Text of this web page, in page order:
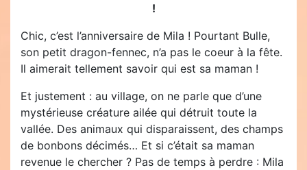
!
Chic, c’est l’anniversaire de Mila ! Pourtant Bulle,
son petit dragon-fennec, n’a pas le coeur à la fête.
Il aimerait tellement savoir qui est sa maman !
Et justement : au village, on ne parle que d’une
mystérieuse créature ailée qui détruit toute la
vallée. Des animaux qui disparaissent, des champs
de bonbons décimés… Et si c’était sa maman
revenue le chercher ? Pas de temps à perdre : Mila